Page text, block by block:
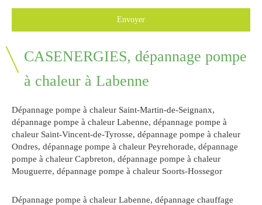
Envoyer
CASENERGIES, dépannage pompe
à chaleur à Labenne
Dépannage pompe à chaleur Saint-Martin-de-Seignanx,
dépannage pompe à chaleur Labenne, dépannage pompe à
chaleur Saint-Vincent-de-Tyrosse, dépannage pompe à chaleur
Ondres, dépannage pompe à chaleur Peyrehorade, dépannage
pompe à chaleur Capbreton, dépannage pompe à chaleur
Mouguerre, dépannage pompe à chaleur Soorts-Hossegor
Dépannage pompe à chaleur Labenne, dépannage chauffage